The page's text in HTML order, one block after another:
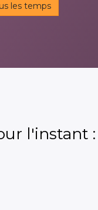
les temps
l'instant :